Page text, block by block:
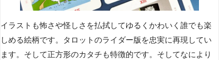
イラストも怖さや怪しさを払拭してゆるくかわいく誰でも楽
しめる絵柄です。タロットのライダー版を忠実に再現してい
ます。そして正方形のカタチも特徴的です。そしてなにより